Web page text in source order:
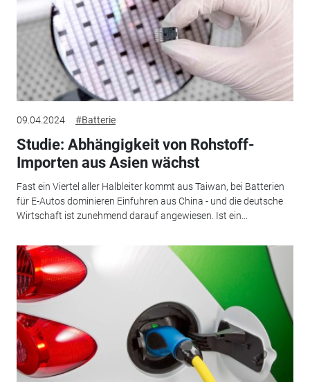
09.04.2024 #Batterie
Studie: Abhängigkeit von Rohstoff-
Importen aus Asien wächst
Fast ein Viertel aller Halbleiter kommt aus Taiwan, bei Batterien
für E-Autos dominieren Einfuhren aus China - und die deutsche
Wirtschaft ist zunehmend darauf angewiesen. Ist ein...